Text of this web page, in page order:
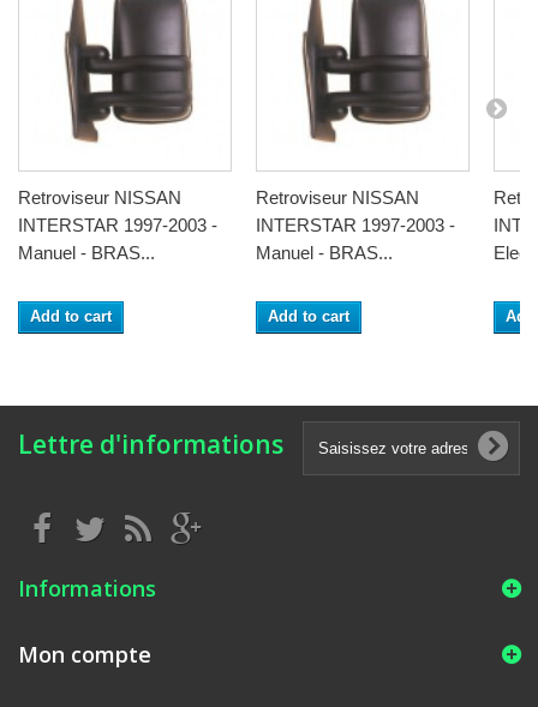
Retroviseur NISSAN
INTERSTAR 1997-2003 -
Manuel - BRAS...
Add to cart
Retroviseur NISSAN
INTERSTAR 1997-2003 -
Manuel - BRAS...
Add to cart
Lettre d'informations
Informations
Mon compte